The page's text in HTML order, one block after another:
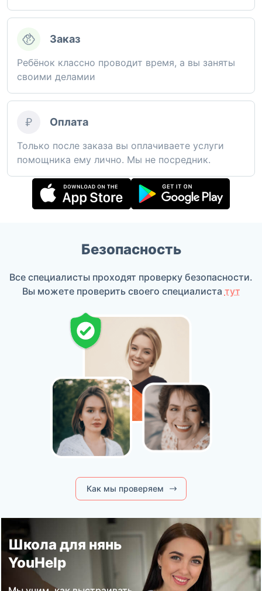
Заказ
Ребёнок классно проводит время, а вы заняты
своими деламии
Оплата
Только после заказа вы оплачиваете услуги
помощника ему лично. Мы не посредник.
Безопасность
Все специалисты проходят проверку безопасности.
Вы можете проверить своего специалиста тут
Как мы проверяем
Школа для нянь
YouHelp